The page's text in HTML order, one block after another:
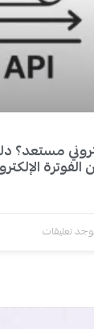
مستعد؟
الفوترة
تعليقات